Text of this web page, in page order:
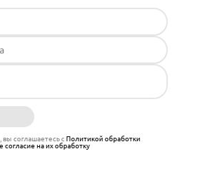
вы соглашаетесь сПолитикой обработки
согласие на их обработку